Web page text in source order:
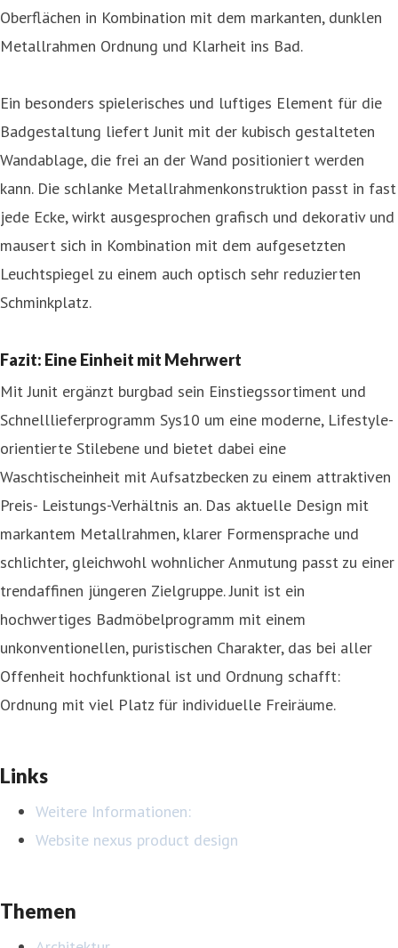
Oberflächen in Kombination mit dem markanten, dunklen
Metallrahmen Ordnung und Klarheit ins Bad.
Ein besonders spielerisches und luftiges Element für die
Badgestaltung liefert Junit mit der kubisch gestalteten
Wandablage, die frei an der Wand positioniert werden
kann. Die schlanke Metallrahmenkonstruktion passt in fast
jede Ecke, wirkt ausgesprochen grafisch und dekorativ und
mausert sich in Kombination mit dem aufgesetzten
Leuchtspiegel zu einem auch optisch sehr reduzierten
Schminkplatz.
Fazit: Eine Einheit mit Mehrwert
Mit Junit ergänzt burgbad sein Einstiegssortiment und
Schnelllieferprogramm Sys10 um eine moderne, Lifestyle-
orientierte Stilebene und bietet dabei eine
Waschtischeinheit mit Aufsatzbecken zu einem attraktiven
Preis- Leistungs-Verhältnis an. Das aktuelle Design mit
markantem Metallrahmen, klarer Formensprache und
schlichter, gleichwohl wohnlicher Anmutung passt zu einer
trendaffinen jüngeren Zielgruppe. Junit ist ein
hochwertiges Badmöbelprogramm mit einem
unkonventionellen, puristischen Charakter, das bei aller
Offenheit hochfunktional ist und Ordnung schafft:
Ordnung mit viel Platz für individuelle Freiräume.
Links
Weitere Informationen:
Website nexus product design
Themen